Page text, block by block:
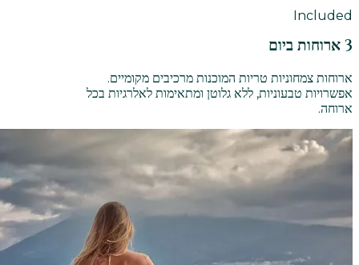
Included
3 ארוחות ביום
ארוחות צמחוניות טריות המוכנות מרכיבים מקומיים.
אפשרויות טבעוניות, ללא גלוטן ומתאימות לאלרגיות בכל
ארוחה.